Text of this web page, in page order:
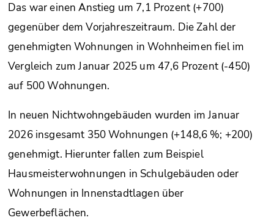
Das war einen Anstieg um 7,1 Prozent (+700)
gegenüber dem Vorjahreszeitraum. Die Zahl der
genehmigten Wohnungen in Wohnheimen fiel im
Vergleich zum Januar 2025 um 47,6 Prozent (-450)
auf 500 Wohnungen.
In neuen Nichtwohngebäuden wurden im Januar
2026 insgesamt 350 Wohnungen (+148,6 %; +200)
genehmigt. Hierunter fallen zum Beispiel
Hausmeisterwohnungen in Schulgebäuden oder
Wohnungen in Innenstadtlagen über
Gewerbeflächen.